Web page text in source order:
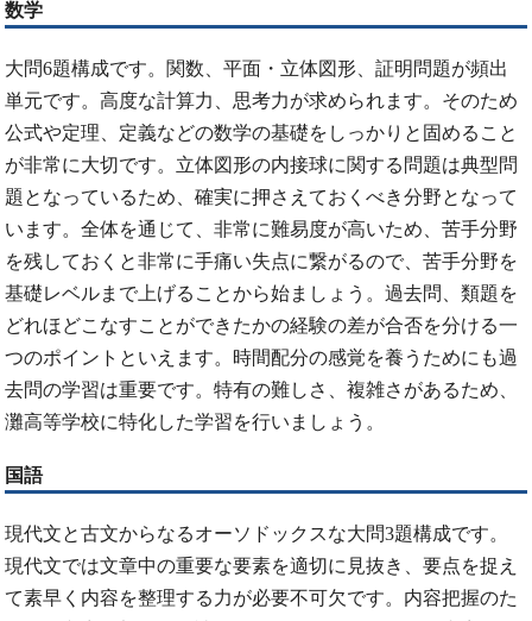
数学
大問6題構成です。関数、平面・立体図形、証明問題が頻出
単元です。高度な計算力、思考力が求められます。そのため
公式や定理、定義などの数学の基礎をしっかりと固めること
が非常に大切です。立体図形の内接球に関する問題は典型問
題となっているため、確実に押さえておくべき分野となって
います。全体を通じて、非常に難易度が高いため、苦手分野
を残しておくと非常に手痛い失点に繋がるので、苦手分野を
基礎レベルまで上げることから始ましょう。過去問、類題を
どれほどこなすことができたかの経験の差が合否を分ける一
つのポイントといえます。時間配分の感覚を養うためにも過
去問の学習は重要です。特有の難しさ、複雑さがあるため、
灘高等学校に特化した学習を行いましょう。
国語
現代文と古文からなるオーソドックスな大問3題構成です。
現代文では文章中の重要な要素を適切に見抜き、要点を捉え
て素早く内容を整理する力が必要不可欠です。内容把握のた